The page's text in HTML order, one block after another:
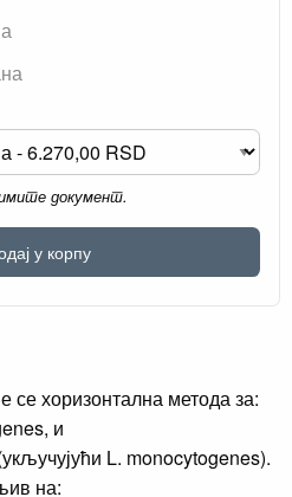
документ.
у корпу
се хоризонтална метода за:
и
L. monocytogenes).
на: